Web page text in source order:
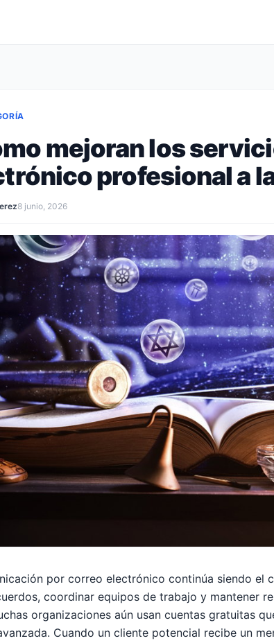
mejoran los
profesional a
8 junio, 2026
por correo electrónico continúa siendo el
coordinar equipos de trabajo y mantener
organizaciones aún usan cuentas gratuitas
Cuando un cliente potencial recibe un